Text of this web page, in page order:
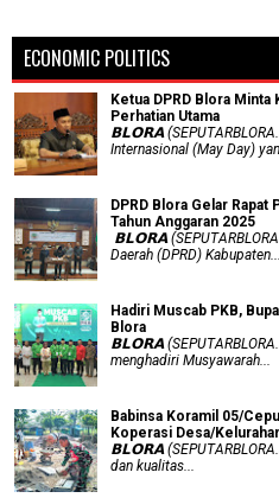
ECONOMIC POLITICS
Ketua DPRD Blora
Perhatian Utama
​𝗕𝗟𝗢𝗥𝗔
Internasional (May Day)
DPRD Blora Gelar
Tahun Anggaran 2025
𝗕𝗟𝗢𝗥𝗔
Daerah (DPRD) Kabupaten...
Hadiri Muscab PKB,
Blora
𝗕𝗟𝗢𝗥𝗔
menghadiri Musyawarah...
Babinsa Koramil 05/
Koperasi Desa/
𝗕𝗟𝗢𝗥𝗔
dan kualitas...